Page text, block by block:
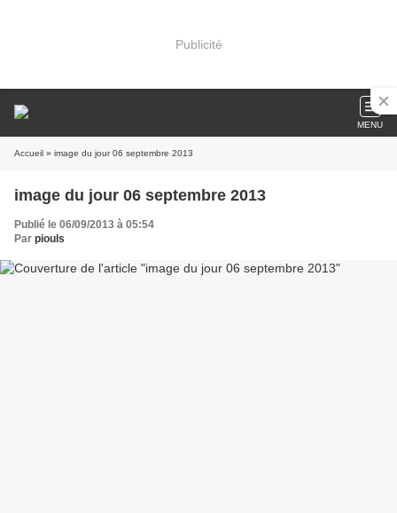
Publicité
MENU
Accueil » image du jour 06 septembre 2013
image du jour 06 septembre 2013
Publié le 06/09/2013 à 05:54
Par piouls